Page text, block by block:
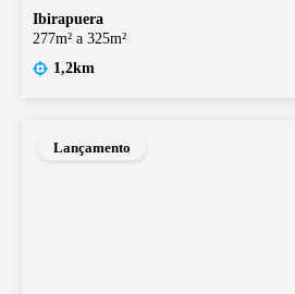
Ibirapuera
277m² a 325m²
1,2km
Lançamento